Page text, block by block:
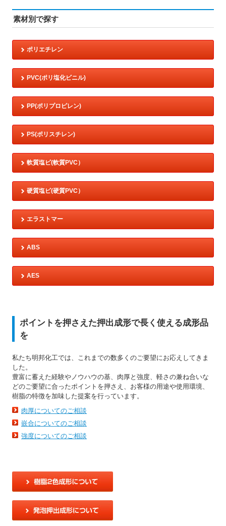
素材別で探す
ポリエチレン
PVC(ポリ塩化ビニル)
PP(ポリプロピレン)
PS(ポリスチレン)
軟質塩ビ(軟質PVC）
硬質塩ビ(硬質PVC）
エラストマー
ABS
AES
ポイントを押さえた押出成形で長く使える成形品
を
私たち明邦化工では、これまでの数多くのご要望にお応えしてきま
した。
豊富に蓄えた経験やノウハウの基、肉厚と強度、軽さの兼ね合いな
どのご要望に合ったポイントを押さえ、お客様の用途や使用環境、
樹脂の特徴を加味した提案を行っています。
肉厚についてのご相談
嵌合についてのご相談
強度についてのご相談